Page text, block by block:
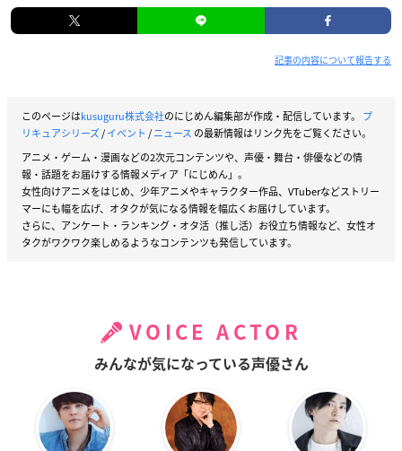
記事の内容について報告する
このページはkusuguru株式会社のにじめん編集部が作成・配信しています。 プ
リキュアシリーズ/イベント /ニュース の最新情報はリンク先をご覧ください。
アニメ・ゲーム・漫画などの2次元コンテンツや、声優・舞台・俳優などの情
報・話題をお届けする情報メディア「にじめん」。
女性向けアニメをはじめ、少年アニメやキャラクター作品、VTuberなどストリー
マーにも幅を広げ、オタクが気になる情報を幅広くお届けしています。
さらに、アンケート・ランキング・オタ活（推し活）お役立ち情報など、女性オ
タクがワクワク楽しめるようなコンテンツも発信しています。
VOICE ACTOR
みんなが気になっている声優さん